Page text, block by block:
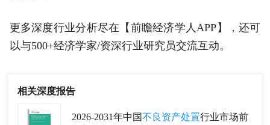
更多深度行业分析尽在【前瞻经济学人APP】，还可
以与500+经济学家/资深行业研究员交流互动。
相关深度报告
2026-2031年中国不良资产处置行业市场前